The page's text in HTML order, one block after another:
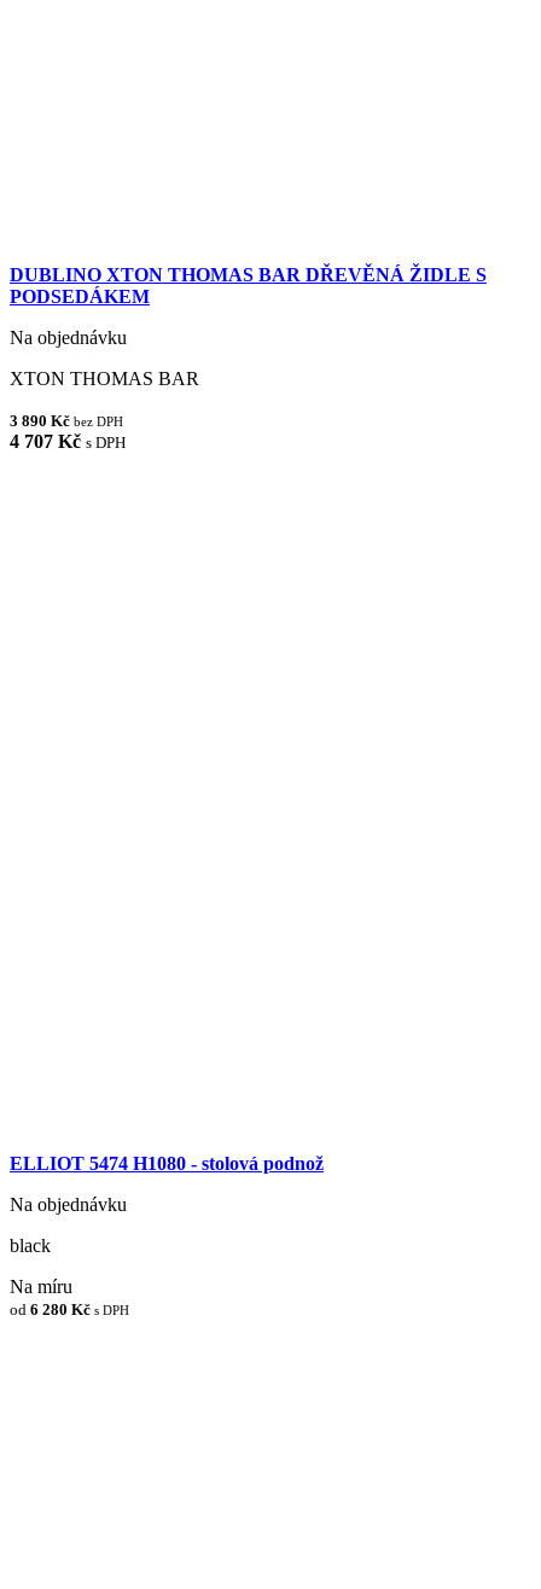
DUBLINO XTON THOMAS BAR DŘEVĚNÁ ŽIDLE S
PODSEDÁKEM
Na objednávku
XTON THOMAS BAR
3 890 Kč bez DPH
4 707 Kč s DPH
ELLIOT 5474 H1080 - stolová podnož
Na objednávku
black
Na míru
od 6 280 Kč s DPH